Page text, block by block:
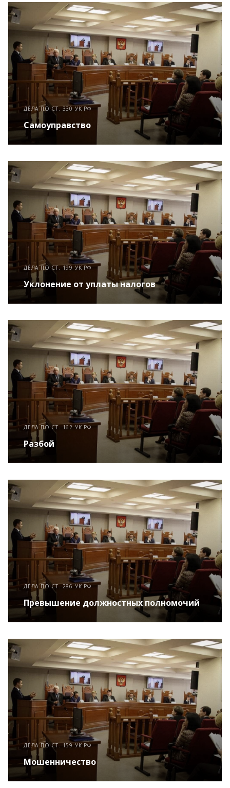
ДЕЛА ПО СТ. 330 УК РФ
Самоуправство
ДЕЛА ПО СТ. 199 УК РФ
Уклонение от уплаты налогов
ДЕЛА ПО СТ. 162 УК РФ
Разбой
ДЕЛА ПО СТ. 286 УК РФ
Превышение должностных полномочий
ДЕЛА ПО СТ. 159 УК РФ
Мошенничество